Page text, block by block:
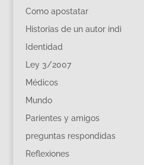
Como apostatar
Historias de un autor indi
Identidad
Ley 3/2007
Médicos
Mundo
Parientes y amigos
preguntas respondidas
Reflexiones